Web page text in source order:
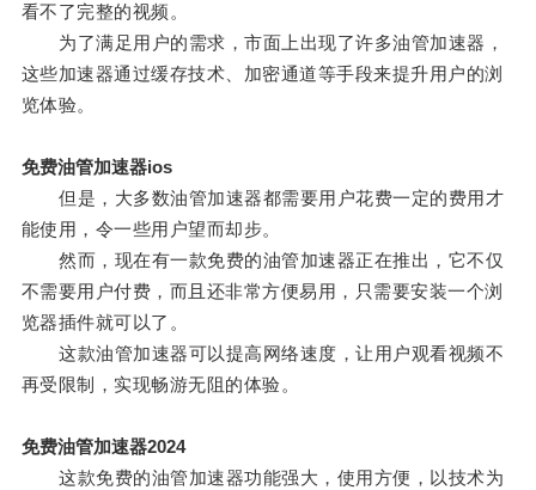
看不了完整的视频。
为了满足用户的需求，市面上出现了许多油管加速器，
这些加速器通过缓存技术、加密通道等手段来提升用户的浏
览体验。
免费油管加速器ios
但是，大多数油管加速器都需要用户花费一定的费用才
能使用，令一些用户望而却步。
然而，现在有一款免费的油管加速器正在推出，它不仅
不需要用户付费，而且还非常方便易用，只需要安装一个浏
览器插件就可以了。
这款油管加速器可以提高网络速度，让用户观看视频不
再受限制，实现畅游无阻的体验。
免费油管加速器2024
这款免费的油管加速器功能强大，使用方便，以技术为